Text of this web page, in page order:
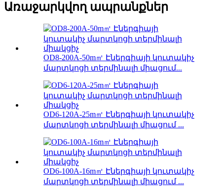
Առաջարկվող ապրանքներ
OD8-200A-50m㎡ Էներգիայի կուտակիչ
մարտկոցի տերմինալի միացում...
OD6-120A-25m㎡ Էներգիայի կուտակիչ
մարտկոցի տերմինալի միացում ...
OD6-100A-16m㎡ Էներգիայի կուտակիչ
մարտկոցի տերմինալի միացում ...